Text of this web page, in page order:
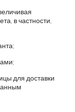
в частности,
для доставки